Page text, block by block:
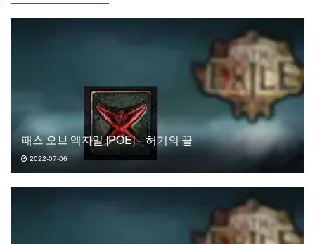
패스 오브 엑자일 [POE] – 허기의 끝
2022-07-06